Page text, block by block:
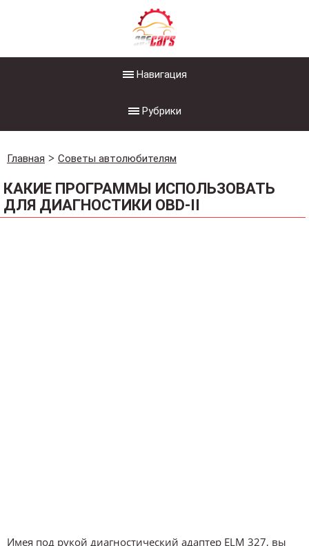
Навигация
Рубрики
Главная Советы автолюбителям
КАКИЕ ПРОГРАММЫ ИСПОЛЬЗОВАТЬ
ДЛЯ ДИАГНОСТИКИ OBD-II
Имея под рукой диагностический адаптер ELM 327, вы